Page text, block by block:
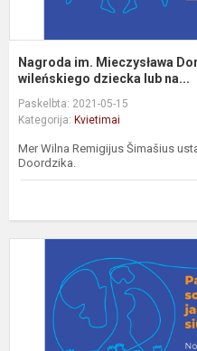
Nagroda im. Mieczysława
wileńskiego dziecka lub na...
Paskelbta: 2021-05-15
Kategorija: Kvietimai
Mer Wilna Remigijus Šimašius
Doordzika.